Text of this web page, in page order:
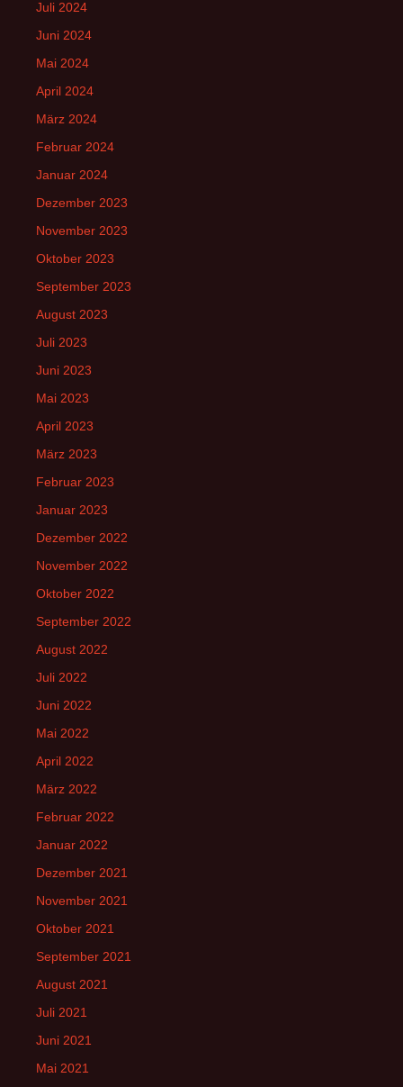
Juli 2024
Juni 2024
Mai 2024
April 2024
März 2024
Februar 2024
Januar 2024
Dezember 2023
November 2023
Oktober 2023
September 2023
August 2023
Juli 2023
Juni 2023
Mai 2023
April 2023
März 2023
Februar 2023
Januar 2023
Dezember 2022
November 2022
Oktober 2022
September 2022
August 2022
Juli 2022
Juni 2022
Mai 2022
April 2022
März 2022
Februar 2022
Januar 2022
Dezember 2021
November 2021
Oktober 2021
September 2021
August 2021
Juli 2021
Juni 2021
Mai 2021